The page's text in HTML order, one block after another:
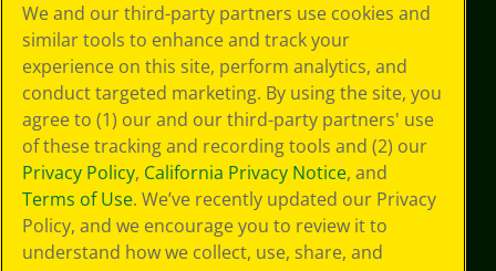
de privacidad
Política de
privacidad
Términos de SMS
GDPR
Aviso de
privacidad de CA
Cookie
Preferences
Condiciones de
uso
We and our third-party partners use cookies and
similar tools to enhance and track your
experience on this site, perform analytics, and
conduct targeted marketing. By using the site, you
agree to (1) our and our third-party partners' use
of these tracking and recording tools and (2) our
Privacy Policy, California Privacy Notice, and
Terms of Use. We’ve recently updated our Privacy
Policy, and we encourage you to review it to
understand how we collect, use, share, and